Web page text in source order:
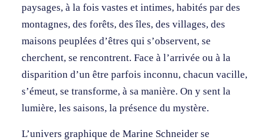
paysages, à la fois vastes et intimes, habités par des
montagnes, des forêts, des îles, des villages, des
maisons peuplées d’êtres qui s’observent, se
cherchent, se rencontrent. Face à l’arrivée ou à la
disparition d’un être parfois inconnu, chacun vacille,
s’émeut, se transforme, à sa manière. On y sent la
lumière, les saisons, la présence du mystère.
L’univers graphique de Marine Schneider se